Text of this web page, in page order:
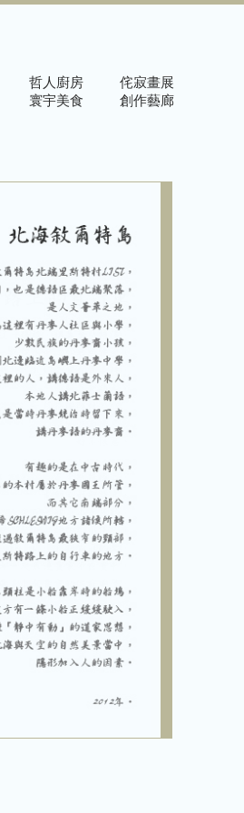
哲人廚房
寰宇美食
侘寂畫展
創作藝廊